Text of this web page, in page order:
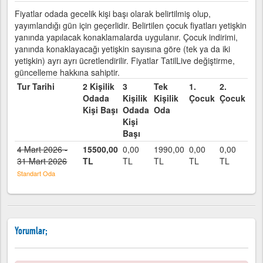
Fiyatlar odada gecelik kişi başı olarak belirtilmiş olup,
yayımlandığı gün için geçerlidir. Belirtilen çocuk fiyatları yetişkin
yanında yapılacak konaklamalarda uygulanır. Çocuk indirimi,
yanında konaklayacağı yetişkin sayısına göre (tek ya da iki
yetişkin) ayrı ayrı ücretlendirilir. Fiyatlar TatilLive değiştirme,
güncelleme hakkına sahiptir.
Tur Tarihi
2 Kişilik
Odada
Kişi Başı
3
Kişilik
Odada
Kişi
Başı
Tek
Kişilik
Oda
1.
Çocuk
2.
Çocuk
4 Mart 2026 -
31 Mart 2026
Standart Oda
15500,00
TL
0,00
TL
1990,00
TL
0,00
TL
0,00
TL
Yorumlar;